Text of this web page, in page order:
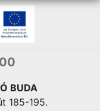
BUDA
185-195.
City Verso
10 720 500 Ft